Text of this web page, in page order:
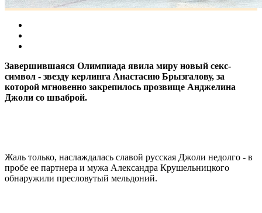
Завершившаяся Олимпиада явила миру новый секс-
символ - звезду керлинга Анастасию Брызгалову, за
которой мгновенно закрепилось прозвище Анджелина
Джоли со шваброй.
Жаль только, наслаждалась славой русская Джоли недолго - в
пробе ее партнера и мужа Александра Крушельницкого
обнаружили пресловутый мельдоний.